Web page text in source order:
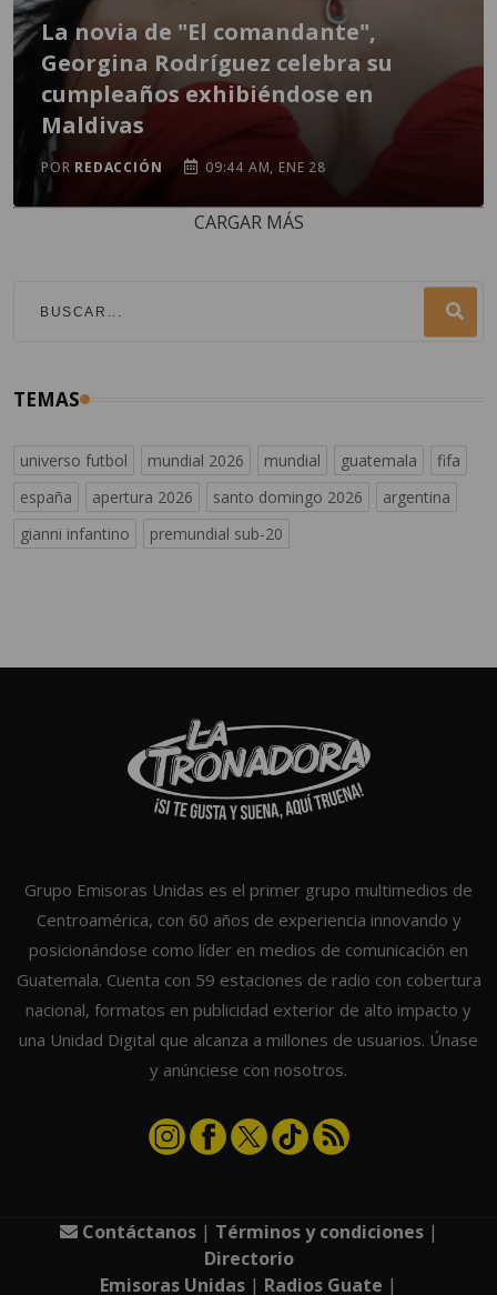
La novia de "El comandante",
Georgina Rodríguez celebra su
cumpleaños exhibiéndose en
Maldivas
POR REDACCIÓN 09:44 AM, ENE 28
CARGAR MÁS
TEMAS
universo futbol mundial 2026 mundial guatemala
fifa
españa
apertura 2026 santo domingo 2026
argentina
gianni infantino
premundial sub-20
Grupo Emisoras Unidas es el primer grupo multimedios de
Centroamérica, con 60 años de experiencia innovando y
posicionándose como líder en medios de comunicación en
Guatemala. Cuenta con 59 estaciones de radio con cobertura
nacional, formatos en publicidad exterior de alto impacto y
una Unidad Digital que alcanza a millones de usuarios. Únase
y anúnciese con nosotros.
Contáctanos| Términos y condiciones|
Directorio
Emisoras Unidas | Radios Guate |